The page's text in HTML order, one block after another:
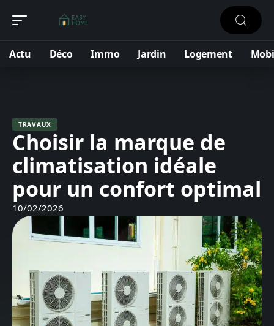
Actu Déco Immo Jardin Logement
TRAVAUX
Choisir la marque de
climatisation idéale
pour un confort optimal
10/02/2026